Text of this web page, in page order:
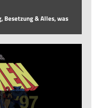
Besetzung & Alles, was